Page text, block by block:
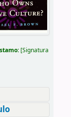
Signatura